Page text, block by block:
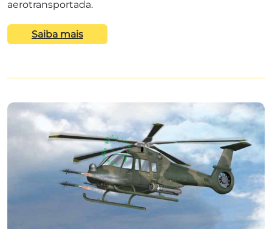
aerotransportada.
Saiba mais